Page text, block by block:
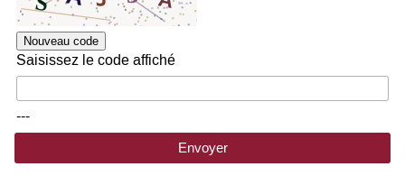
Nouveau code
Saisissez le code affiché
---
Envoyer